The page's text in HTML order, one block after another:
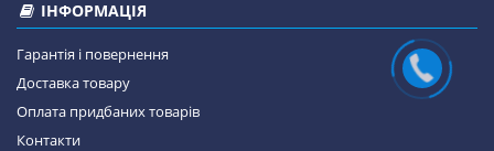
ІНФОРМАЦІЯ
Гарантія і повернення
Доставка товару
Оплата придбаних товарів
Контакти